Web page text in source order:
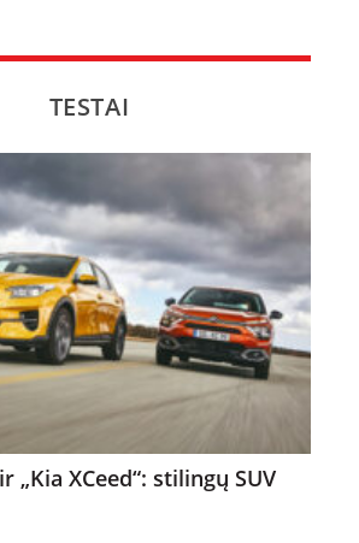
TESTAI
„Kia XCeed“: stilingų SUV